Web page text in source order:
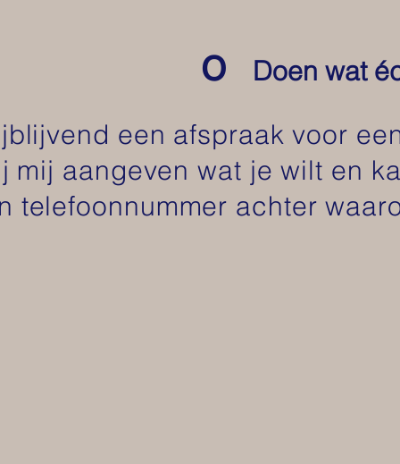
Doen wat
o
een afspraak voor
mij aangeven wat je wilt en
telefoonnummer achter